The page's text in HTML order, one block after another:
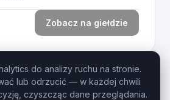
Zobacz na giełdzie
BIZ
.pl
do analizy ruchu na stronie.
lub odrzucić — w każdej chwili
czyszcząc dane przeglądania.